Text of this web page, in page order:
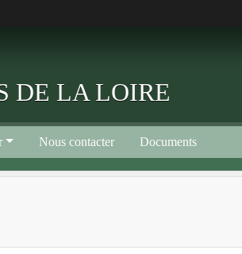
DE LA LOIRE
Nous contacter Documents